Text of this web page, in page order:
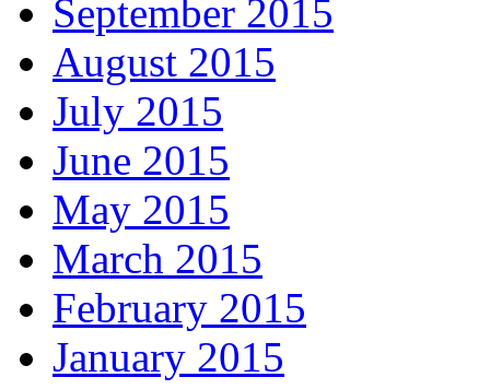
September 2015
August 2015
July 2015
June 2015
May 2015
March 2015
February 2015
January 2015